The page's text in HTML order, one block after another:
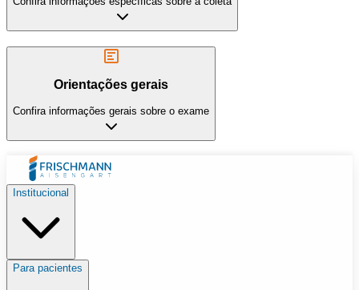
Orientações gerais
Confira informações gerais sobre o exame
Institucional
Para pacientes